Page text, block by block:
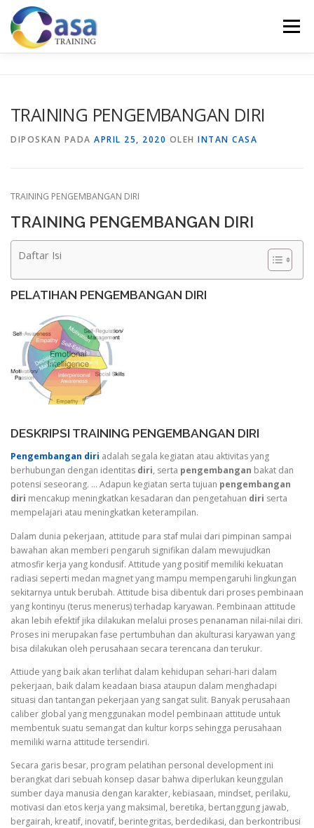
Lompat
konten
Menu
TRAINING PENGEMBANGAN DIRI
DIPOSKAN PADA APRIL 25, 2020 OLEH INTAN CASA
TRAINING PENGEMBANGAN DIRI
TRAINING PENGEMBANGAN DIRI
Daftar Isi
PELATIHAN PENGEMBANGAN DIRI
DESKRIPSI TRAINING PENGEMBANGAN DIRI
Pengembangan diri adalah segala kegiatan atau aktivitas yang
berhubungan dengan identitas diri, serta pengembangan bakat dan
potensi seseorang. … Adapun kegiatan serta tujuan pengembangan
diri mencakup meningkatkan kesadaran dan pengetahuan diri serta
mempelajari atau meningkatkan keterampilan.
Dalam dunia pekerjaan, attitude para staf mulai dari pimpinan sampai
bawahan akan memberi pengaruh signifikan dalam mewujudkan
atmosfir kerja yang kondusif. Attitude yang positif memiliki kekuatan
radiasi seperti medan magnet yang mampu mempengaruhi lingkungan
sekitarnya untuk berubah. Attitude bisa dibentuk dari proses pembinaan
yang kontinyu (terus menerus) terhadap karyawan. Pembinaan attitude
akan lebih efektif jika dilakukan melalui proses penanaman nilai-nilai diri.
Proses ini merupakan fase pertumbuhan dan akulturasi karyawan yang
bisa dilakukan oleh perusahaan secara terencana dan terukur.
Attiude yang baik akan terlihat dalam kehidupan sehari-hari dalam
pekerjaan, baik dalam keadaan biasa ataupun dalam menghadapi
situasi dan tantangan pekerjaan yang sangat sulit. Banyak perusahaan
caliber global yang menggunakan model pembinaan attitude untuk
membentuk suatu semangat dan kultur korps sehingga perusahaan
memiliki warna attitude tersendiri.
Secara garis besar, program pelatihan personal development ini
berangkat dari sebuah konsep dasar bahwa diperlukan keunggulan
sumber daya manusia dengan karakter, kebiasaan, mindset, perilaku,
motivasi dan etos kerja yang maksimal, beretika, bertanggung jawab,
bergairah, kreatif, inovatif, berintegritas, berdedikasi, dan berkontribusi